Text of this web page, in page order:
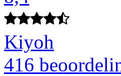
Kiyoh
416